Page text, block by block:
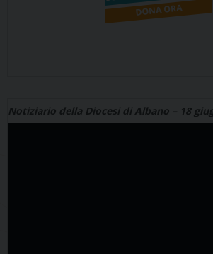
Notiziario della Diocesi di Albano – 18